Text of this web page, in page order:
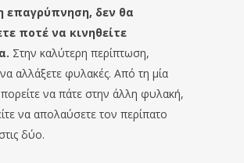
επαγρύπνηση, δεν θα
ποτέ να κινηθείτε
Στην καλύτερη περίπτωση,
αλλάξετε φυλακές. Από τη μία
να πάτε στην άλλη φυλακή,
να απολαύσετε τον περίπατο
δύο.